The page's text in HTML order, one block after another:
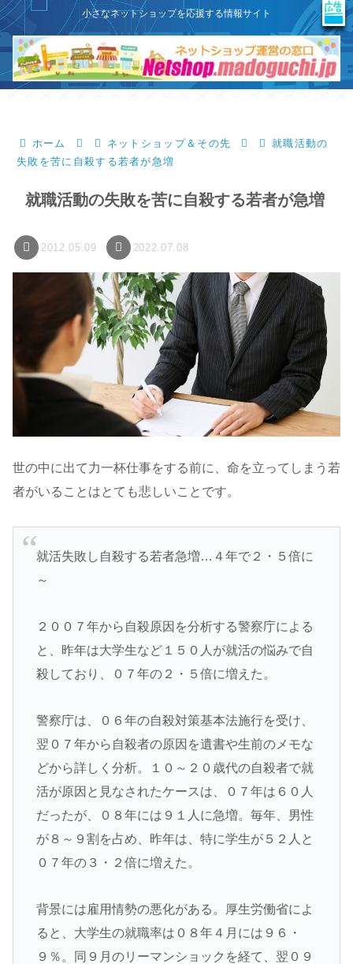
X
このサイトはプロモーションを含みます
小さなネットショップを応援する情報サイト
ホーム ネットショップ＆その先
就職活動の
失敗を苦に自殺する若者が急増
就職活動の失敗を苦に自殺する若者が急増
2012.05.09 2022.07.08
世の中に出て力一杯仕事をする前に、命を立ってしまう若
者がいることはとても悲しいことです。
就活失敗し自殺する若者急増…４年で２・５倍に
～
２００７年から自殺原因を分析する警察庁による
と、昨年は大学生など１５０人が就活の悩みで自
殺しており、０７年の２・５倍に増えた。
警察庁は、０６年の自殺対策基本法施行を受け、
翌０７年から自殺者の原因を遺書や生前のメモな
どから詳しく分析。１０～２０歳代の自殺者で就
活が原因と見なされたケースは、０７年は６０人
だったが、０８年には９１人に急増。毎年、男性
が８～９割を占め、昨年は、特に学生が５２人と
０７年の３・２倍に増えた。
背景には雇用情勢の悪化がある。厚生労働省によ
ると、大学生の就職率は０８年４月には９６・
９％。同９月のリーマンショックを経て、翌０９